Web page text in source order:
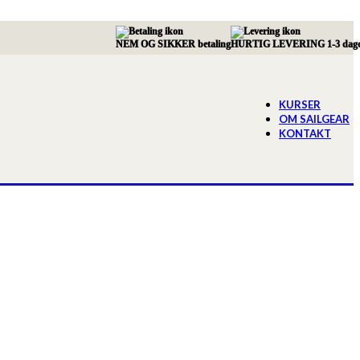
NEM OG SIKKER betalingHURTIG LEVERING 1-3
KURSER
OM SAILGEAR
KONTAKT